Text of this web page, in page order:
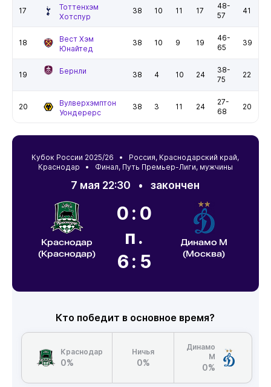
17
Тоттенхэм
Хотспур
38 10 11 17
48-
57
41
18
Вест Хэм
Юнайтед
38 10 9 19
46-
65
39
19 Бернли 38 4 10 24
38-
75
22
20
Вулверхэмптон
Уондерерс
38 3 11 24
27-
68
20
Кубок России 2025/26 • Россия, Краснодарский край,
Краснодар • Финал, Путь Премьер-Лиги, мужчины
7 мая 22:30 •закончен
Краснодар
(Краснодар)
0:0
п.
6:5
Динамо М
(Москва)
Кто победит в основное время?
Краснодар
0%
Ничья
0%
Динамо
М
0%